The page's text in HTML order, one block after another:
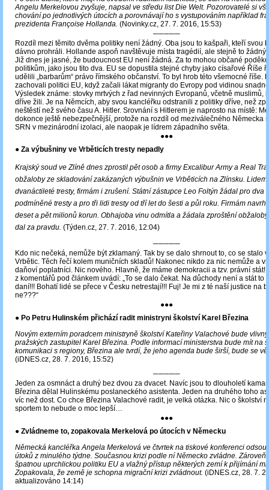
Angelu Merkelovou zvyšuje, napsal ve středu list Die Welt. Pozorovatelé si
chování po jednotlivých útocích a porovnávají ho s vystupováním například
prezidenta Françoise Hollanda. (Novinky.cz, 27. 7. 2016, 15:53)
─────
Rozdíl mezi těmito dvěma politiky není žádný. Oba jsou to kašpaři, kteří svou
dávno prohráli. Hollande aspoň navštěvuje místa tragédií, ale stejně to žádný
Již dnes je jasné, že budoucnost EU není žádná. Za to mohou občané
politikům, jako jsou tito dva. EU se dopustila stejné chyby jako císařové Říše
udělili „barbarům“ právo římského občanství. To byl hrob této všemocné říše.
zachovali politici EU, když začali lákat migranty do Evropy pod vidinou
Výsledek známe: stovky mrtvých z řad nevinných Evropanů, včetně muslimů,
dříve žili. Je na Němcích, aby svou kancléřku odstranili z politiky dříve, než
neštěstí než svého času A. Hitler. Srovnání s Hitlerem je naprosto na místě:
dokonce ještě nebezpečnější, protože na rozdíl od meziválečného Německa
SRN v mezinárodní izolaci, ale naopak je lídrem západního světa.
●●●
● Za výbušniny ve Vrběticích tresty nepadly
Krajský soud ve Zlíně dnes zprostil pět osob a firmy Excalibur Army a Real
obžaloby ze skladování zakázaných výbušnin ve Vrběticích na Zlínsku. Lidem
dvanáctileté tresty, firmám i zrušení. Státní zástupce Leo Foltýn žádal pro dva
podmíněné tresty a pro tři lidi tresty od tří let do šesti a půl roku. Firmám
deset a pět milionů korun. Obhajoba vinu odmítla a žádala zproštění
dal za pravdu. (Týden.cz, 27. 7. 2016, 12:04)
─────
Kdo nic nečeká, nemůže být zklamaný. Tak by se dalo shrnout to, co se stalo
Vrbětic. Těch řečí kolem muničních skladů! Nakonec nikdo za nic nemůže a
daňoví poplatníci. Nic nového. Hlavně, že máme demokracii a tzv. právní stát!
z komentářů pod článkem uvádí: „To se dalo čekat. Na důchody není a stát to
daní!!! Bohatí lidé se přece v Česku netrestají!!! Fuj! Je mi z té naší justice na
ne???“
●●●
● Po Petru Hulinském přichází radit ministryni školství Karel Březina
Novým externím poradcem ministryně školství Kateřiny Valachové bude
pražských zastupitel Karel Březina. Podle informací ministerstva bude mít na
komunikaci s regiony, Březina ale tvrdí, že jeho agenda bude širší, bude se
(iDNES.cz, 28. 7. 2016, 15:52)
─────
Jeden za osmnáct a druhý bez dvou za dvacet. Navíc jsou to dlouholetí
Březina dělal Hulinskému poslaneckého asistenta. Jeden na druhého toho
víc než dost. Co chce Březina Valachové radit, je velká otázka. Nic o školství
sportem to nebude o moc lepší…
●●●
● Zvládneme to, zopakovala Merkelová po útocích v Německu
Německá kancléřka Angela Merkelová ve čtvrtek na tiskové konferenci
útoků z minulého týdne. Současnou krizi podle ní Německo zvládne. Zároveň
špatnou uprchlickou politiku EU a vlažný přístup některých zemí k přijímání
Zopakovala, že země je schopna migrační krizi zvládnout. (iDNES.cz, 28. 7.
aktualizováno 14:14)